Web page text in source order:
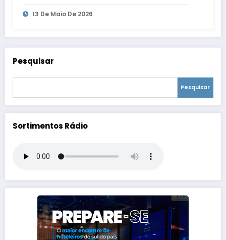
13 De Maio De 2026
Pesquisar
Pesquisar
Sortimentos Rádio